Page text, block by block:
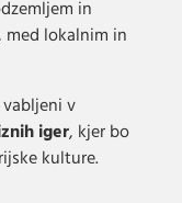
in
med lokalnim in
vabljeni v
iger, kjer bo
kulture.